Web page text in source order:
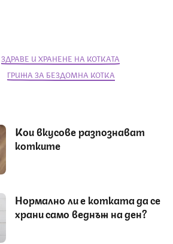
ЗДРАВЕ И ХРАНЕНЕ НА КОТКАТА
ГРИЖА ЗА БЕЗДОМНА КОТКА
Кои вкусове разпознават
котките
Нормално ли е котката да се
храни само веднъж на ден?